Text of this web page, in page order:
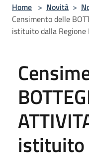
Home > Novità >
Censimento delle
istituito dalla Regione
istituito